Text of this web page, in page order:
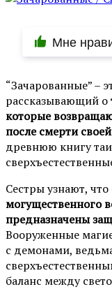
Мне
“Зачарованные” –
рассказывающий о
которые
после смерти
древнюю книгу
Сестры узнают, что
могущественного
предназначены
Вооруженные
с демонами,
баланс между